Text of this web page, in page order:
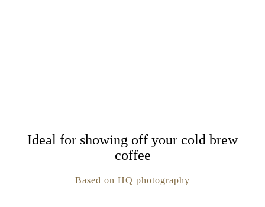
Ideal for showing off your cold brew
coffee
Based on HQ photography